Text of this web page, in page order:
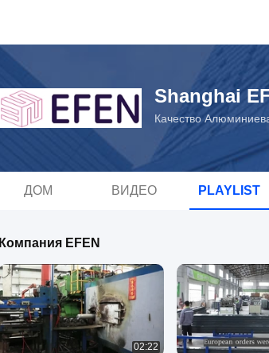
Shanghai
Качество
ДОМ ВИДЕО PLAYLIST
Компания EFEN
02:22